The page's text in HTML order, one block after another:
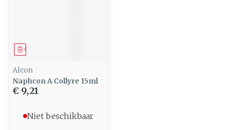
Geneesmiddel
Alcon
Naphcon A Collyre 15ml
€ 9,21
Niet beschikbaar